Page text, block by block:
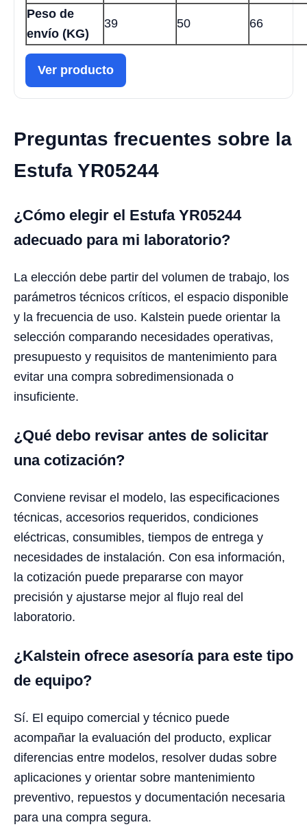
Peso de
envío (KG)
39 50 66
Ver producto
Preguntas frecuentes sobre la
Estufa YR05244
¿Cómo elegir el Estufa YR05244
adecuado para mi laboratorio?
La elección debe partir del volumen de trabajo, los
parámetros técnicos críticos, el espacio disponible
y la frecuencia de uso. Kalstein puede orientar la
selección comparando necesidades operativas,
presupuesto y requisitos de mantenimiento para
evitar una compra sobredimensionada o
insuficiente.
¿Qué debo revisar antes de solicitar
una cotización?
Conviene revisar el modelo, las especificaciones
técnicas, accesorios requeridos, condiciones
eléctricas, consumibles, tiempos de entrega y
necesidades de instalación. Con esa información,
la cotización puede prepararse con mayor
precisión y ajustarse mejor al flujo real del
laboratorio.
¿Kalstein ofrece asesoría para este tipo
de equipo?
Sí. El equipo comercial y técnico puede
acompañar la evaluación del producto, explicar
diferencias entre modelos, resolver dudas sobre
aplicaciones y orientar sobre mantenimiento
preventivo, repuestos y documentación necesaria
para una compra segura.